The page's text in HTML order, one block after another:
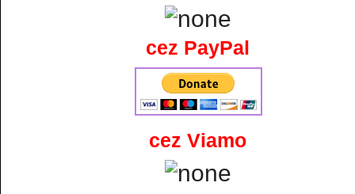
cez PayPal
cez Viamo